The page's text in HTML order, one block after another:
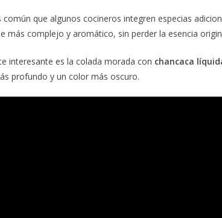
común que algunos cocineros integren especias
más complejo y aromático, sin perder la esencia
interesante es la colada morada con chancaca
profundo y un color más oscuro.